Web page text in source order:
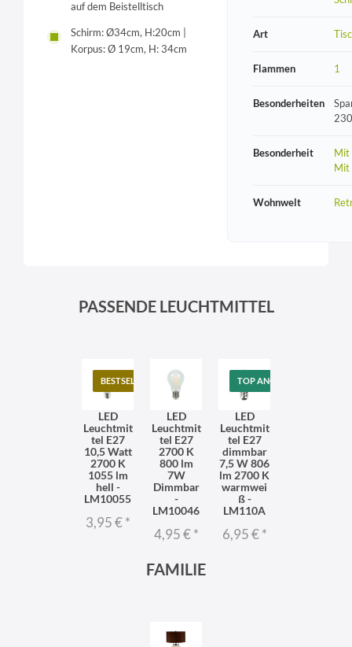
auf dem Beistelltisch
Schirm: Ø34cm, H:20cm |
Korpus: Ø 19cm, H: 34cm
Art
Flammen 1
Besonderheiten
Besonderheit
Mit
Mit
Wohnwelt
PASSENDE LEUCHTMITTEL
BESTSELLER
LED
Leuchtmit
tel E27
10,5 Watt
2700 K
1055 lm
hell -
LM10055
3,95 €*
LED
Leuchtmit
tel E27
2700 K
800 lm
7W
Dimmbar
-
LM10046
4,95 €*
TOP ANGEBOT
LED
Leuchtmit
tel E27
dimmbar
7,5 W 806
lm 2700 K
warmwei
ß -
LM110A
6,95 €*
FAMILIE